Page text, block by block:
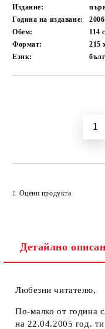
Издание:
Година на издаване:
2006
Обем:
114
Формат:
215
Език:
Оцени продукта
Детайлно
Любезни читателю,
По-малко от година
на 22.04.2005 год.